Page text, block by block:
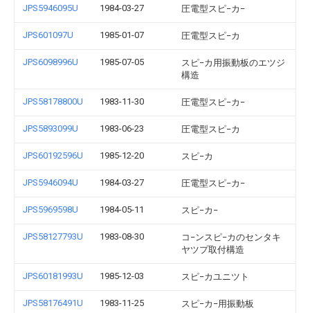
JPS5946095U 1984-03-27 圧電型スピ−カ−
JPS601097U 1985-01-07 圧電型スピ−カ
JPS6098996U 1985-07-05
スピ−カ用振動板のエツジ
構造
JPS58178800U 1983-11-30 圧電型スピ−カ−
JPS5893099U 1983-06-23 圧電型スピ−カ
JPS60192596U 1985-12-20 スピ−カ
JPS5946094U 1984-03-27 圧電型スピ−カ−
JPS5969598U 1984-05-11 スピ−カ−
JPS58127793U 1983-08-30
コ−ンスピ−カのセンタキ
ヤツプ取付構造
JPS60181993U 1985-12-03 スピ−カユニツト
JPS58176491U 1983-11-25 スピ−カ−用振動板